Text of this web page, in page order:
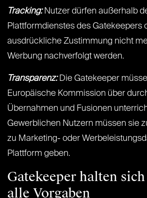
Tracking:Nutzer dürfen außerhalb
Plattformdienstes des Gatekeepers
ausdrückliche Zustimmung nicht
Werbung nachverfolgt werden.
Transparenz: Die Gatekeeper
Europäische Kommission über
Übernahmen und Fusionen
Gewerblichen Nutzern müssen sie
zu Marketing- oder
Plattform geben.
Gatekeeper halten
alle Vorgaben